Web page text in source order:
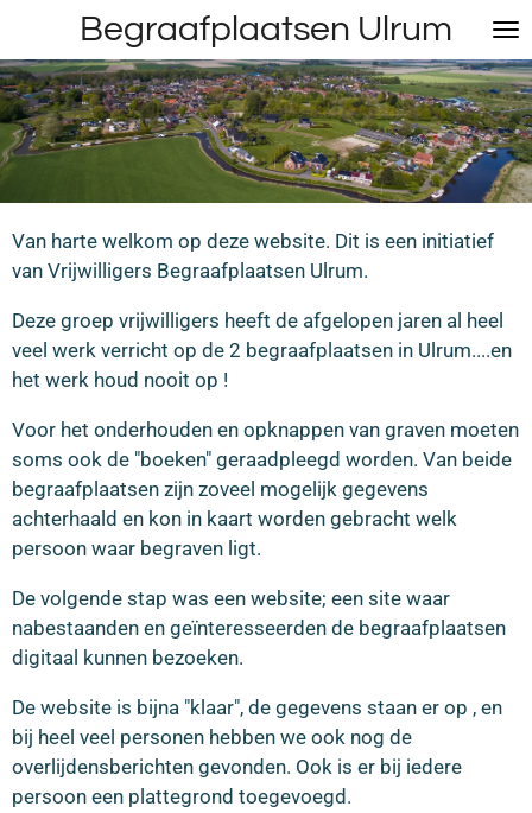
direct
naar
de
hoofdinhoud
Begraafplaatsen Ulrum
Van harte welkom op deze website. Dit is een initiatief
van Vrijwilligers Begraafplaatsen Ulrum.
Deze groep vrijwilligers heeft de afgelopen jaren al heel
veel werk verricht op de 2 begraafplaatsen in Ulrum....en
het werk houd nooit op !
Voor het onderhouden en opknappen van graven moeten
soms ook de "boeken" geraadpleegd worden. Van beide
begraafplaatsen zijn zoveel mogelijk gegevens
achterhaald en kon in kaart worden gebracht welk
persoon waar begraven ligt.
De volgende stap was een website; een site waar
nabestaanden en geïnteresseerden de begraafplaatsen
digitaal kunnen bezoeken.
De website is bijna "klaar", de gegevens staan er op , en
bij heel veel personen hebben we ook nog de
overlijdensberichten gevonden. Ook is er bij iedere
persoon een plattegrond toegevoegd.